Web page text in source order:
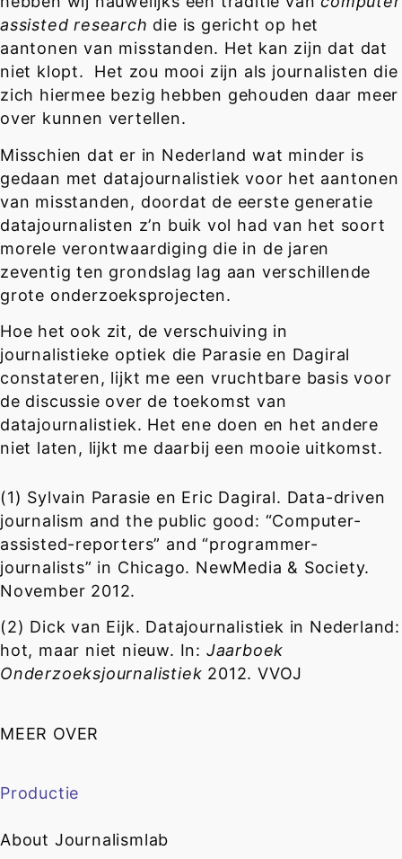
assisted research die is gericht op het
aantonen van misstanden. Het kan zijn dat dat
niet klopt. Het zou mooi zijn als journalisten die
zich hiermee bezig hebben gehouden daar meer
over kunnen vertellen.
Misschien dat er in Nederland wat minder is
gedaan met datajournalistiek voor het aantonen
van misstanden, doordat de eerste generatie
datajournalisten z’n buik vol had van het soort
morele verontwaardiging die in de jaren
zeventig ten grondslag lag aan verschillende
grote onderzoeksprojecten.
Hoe het ook zit, de verschuiving in
journalistieke optiek die Parasie en Dagiral
constateren, lijkt me een vruchtbare basis voor
de discussie over de toekomst van
datajournalistiek. Het ene doen en het andere
niet laten, lijkt me daarbij een mooie uitkomst.
(1) Sylvain Parasie en Eric Dagiral. Data-driven
journalism and the public good: “Computer-
assisted-reporters” and “programmer-
journalists” in Chicago. NewMedia & Society.
November 2012.
(2) Dick van Eijk. Datajournalistiek in Nederland:
hot, maar niet nieuw. In: Jaarboek
Onderzoeksjournalistiek 2012. VVOJ
MEER OVER
Productie
About Journalismlab